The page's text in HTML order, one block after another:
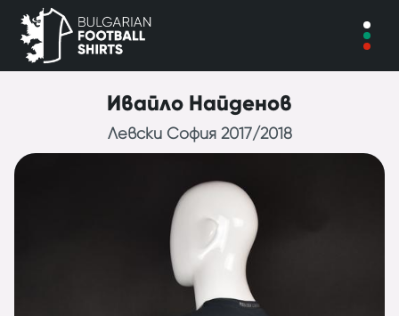
Ивайло Найденов
Левски София 2017/2018